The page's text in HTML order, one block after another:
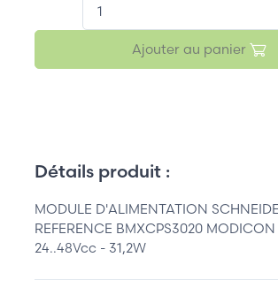
Ajouter au panier
Détails produit :
MODULE D'ALIMENTATION
REFERENCE BMXCPS3020
24..48Vcc - 31,2W